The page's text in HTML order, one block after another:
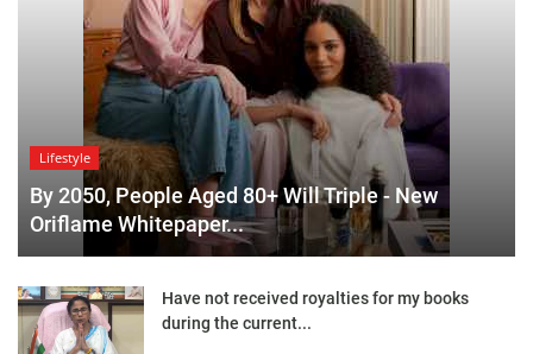
Lifestyle
By 2050, People Aged 80+ Will Triple - New
Oriflame Whitepaper...
Have not received royalties for my books
during the current...